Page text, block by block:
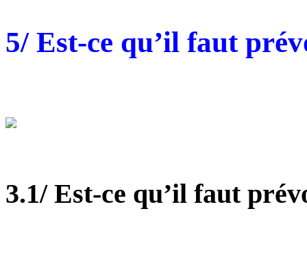
5/ Est-ce qu’il faut
3.1/ Est-ce qu’il faut